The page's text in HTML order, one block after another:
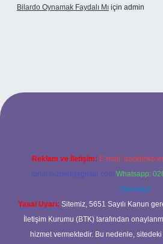
Bilardo Oynamak Faydalı Mı için admin
bahis sitesi
Reklam ve İletişim: E-mail:
forumhizmeti@gmail.com Whatsapp:
@karabul
Yasal Uyarı: Sitemiz, 5651 Sayılı Kanun
İletişim Kurumu (BTK) tarafından
hizmet vermektedir. Bu nedenle,